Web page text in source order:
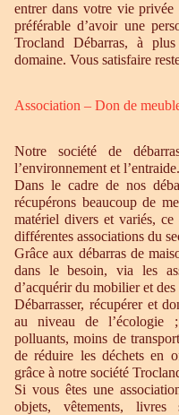
entrer dans votre vie
préférable d’avoir une
Trocland Débarras, à
domaine. Vous satisfaire
Association – Don de
Notre société de
l’environnement et l’entraide.
Dans le cadre de nos
récupérons beaucoup de
matériel divers et variés,
différentes associations du
Grâce aux débarras de
dans le besoin, via les
d’acquérir du mobilier et des
Débarrasser, récupérer et
au niveau de l’écologie
polluants, moins de
de réduire les déchets en
grâce à notre société
Si vous êtes une
objets, vêtements,